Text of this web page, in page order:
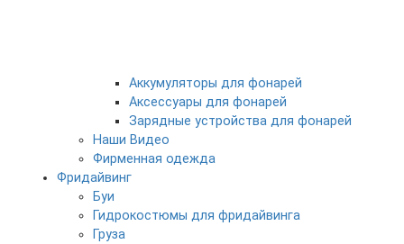
Аккумуляторы для фонарей
Аксессуары для фонарей
Зарядные устройства для фонарей
Наши Видео
Фирменная одежда
Фридайвинг
Буи
Гидрокостюмы для фридайвинга
Груза